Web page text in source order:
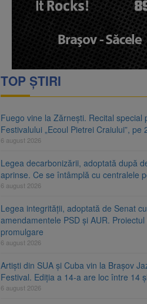
TOP ȘTIRI
Fuego vine la Zărnești. Recital special
Festivalului „Ecoul Pietrei Craiului”, pe
6 august 2026
Legea decarbonizării, adoptată după
aprinse. Ce se întâmplă cu centralele
6 august 2026
Legea integrității, adoptată de Senat cu
amendamentele PSD și AUR.
promulgare
6 august 2026
Artiști din SUA și Cuba vin la Brașov
Festival. Ediția a 14-a are loc între 14
6 august 2026